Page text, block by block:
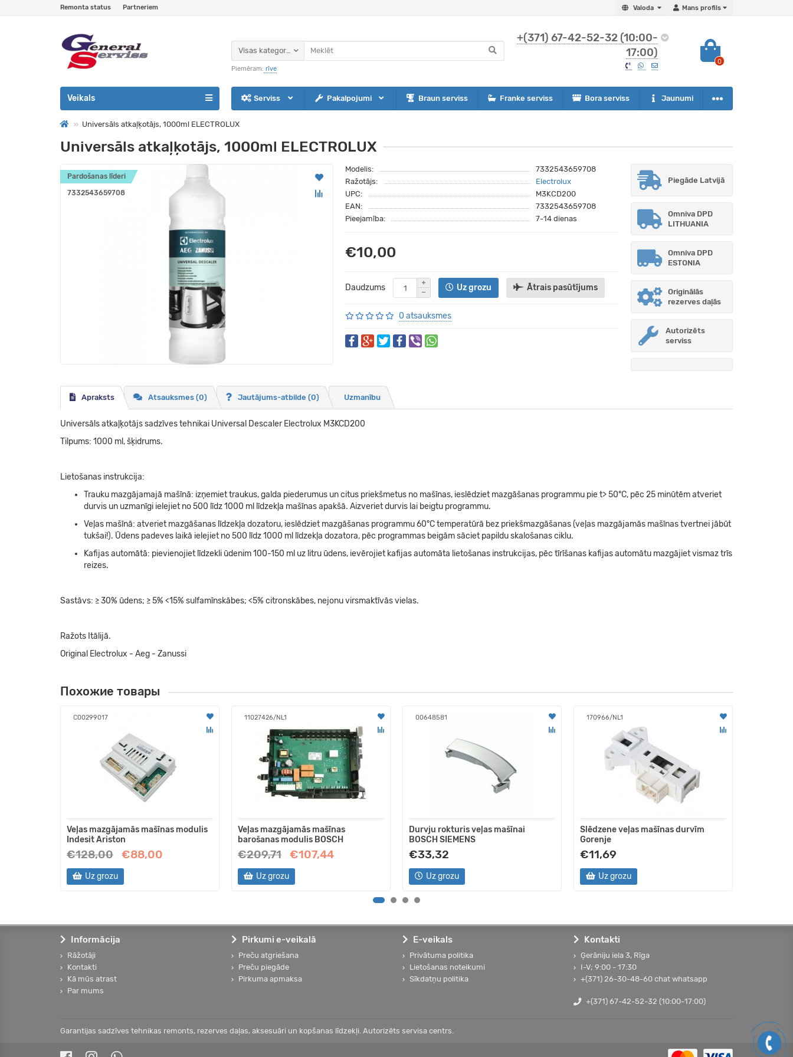
Mans profils
Valoda
Remonta status Partneriem
+(371) 67-42-52-32 (10:00-
17:00)
0
Visas kategorijas
Piemēram: rīve
Veikals Serviss Pakalpojumi Braun serviss Franke serviss Bora serviss Jaunumi
Universāls atkaļķotājs, 1000ml ELECTROLUX
Universāls atkaļķotājs, 1000ml ELECTROLUX
Pardošanas līderi
7332543659708
Modelis:
7332543659708
Ražotājs:
Electrolux
UPC:
M3KCD200
EAN:
7332543659708
Pieejamība:
7-14 dienas
€10,00
Daudzums Uz grozu Ātrais pasūtījums
0 atsauksmes
Piegāde Latvijā
Omniva DPD
LITHUANIA
Omniva DPD
ESTONIA
Originālās
rezerves daļās
Autorizēts
serviss
Apraksts Atsauksmes (0) Jautājums-atbilde (0) Uzmanību
Universāls atkaļķotājs sadzīves tehnikai Universal Descaler Electrolux M3KCD200
Tilpums: 1000 ml, šķidrums.
Lietošanas instrukcija:
Trauku mazgājamajā mašīnā: izņemiet traukus, galda piederumus un citus priekšmetus no mašīnas, ieslēdziet mazgāšanas programmu pie t> 50°C, pēc 25 minūtēm atveriet
durvis un uzmanīgi ielejiet no 500 līdz 1000 ml līdzekļa mašīnas apakšā. Aizveriet durvis lai beigtu programmu.
Veļas mašīnā: atveriet mazgāšanas līdzekļa dozatoru, ieslēdziet mazgāšanas programmu 60°C temperatūrā bez priekšmazgāšanas (veļas mazgājamās mašīnas tvertnei jābūt
tukšai!). Ūdens padeves laikā ielejiet no 500 līdz 1000 ml līdzekļa dozatora, pēc programmas beigām sāciet papildu skalošanas ciklu.
Kafijas automātā: pievienojiet līdzekli ūdenim 100-150 ml uz litru ūdens, ievērojiet kafijas automāta lietošanas instrukcijas, pēc tīrīšanas kafijas automātu mazgājiet vismaz trīs
reizes.
Sastāvs: ≥ 30% ūdens; ≥ 5% <15% sulfamīnskābes; <5% citronskābes, nejonu virsmaktīvās vielas.
Ražots Itālijā.
Original Electrolux - Aeg - Zanussi
Похожие товары
С00299017
Veļas mazgājamās mašīnas modulis
Indesit Ariston
€128,00 €88,00
Uz grozu
11027426/NL1
Veļas mazgājamās mašīnas
barošanas modulis BOSCH
€209,71 €107,44
Uz grozu
00648581
Durvju rokturis veļas mašīnai
BOSCH SIEMENS
€33,32
Uz grozu
170966/NL1
Slēdzene veļas mašīnas durvīm
Gorenje
€11,69
Uz grozu
Informācija
Rāžotāji
Kontakti
Kā mūs atrast
Par mums
Pirkumi e-veikalā
Preču atgriešana
Preču piegāde
Pirkuma apmaksa
E-veikals
Privātuma politika
Lietošanas noteikumi
Sīkdatņu politika
Kontakti
Ģerāniju iela 3, Rīga
I-V; 9:00 - 17:30
+(371) 26-30-48-60 chat whatsapp
+(371) 67-42-52-32 (10:00-17:00)
Garantijas sadzīves tehnikas remonts, rezerves daļas, aksesuāri un kopšanas līdzekļi. Autorizēts servisa centrs.